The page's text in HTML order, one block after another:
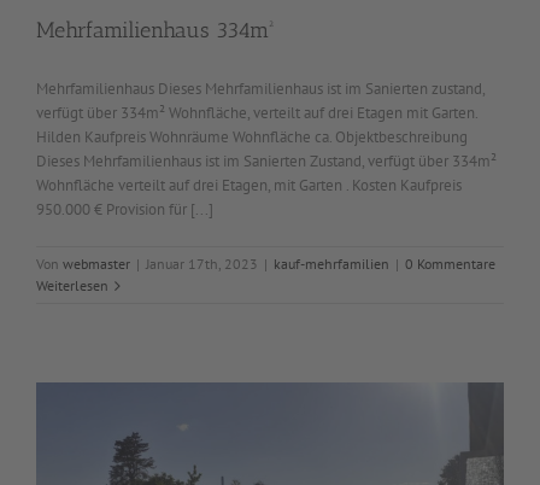
Mehrfamilienhaus 334m²
Mehrfamilienhaus Dieses Mehrfamilienhaus ist im Sanierten zustand,
verfügt über 334m² Wohnfläche, verteilt auf drei Etagen mit Garten.
Hilden Kaufpreis Wohnräume Wohnfläche ca. Objektbeschreibung
Dieses Mehrfamilienhaus ist im Sanierten Zustand, verfügt über 334m²
Wohnfläche verteilt auf drei Etagen, mit Garten . Kosten Kaufpreis
950.000 € Provision für [...]
Von webmaster | Januar 17th, 2023 | kauf-mehrfamilien | 0 Kommentare
Weiterlesen